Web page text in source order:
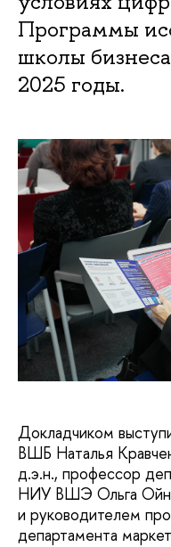
Программы
школы
2025 годы.
Докладчиком
ВШБ Наталья
д.э.н., профессор
НИУ ВШЭ Ольга
и руководителем
департамента